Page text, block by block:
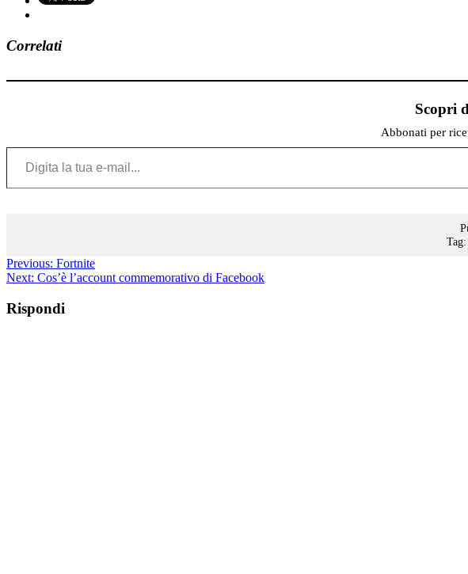
Correlati
Scopri
Abbonati per
Digita la tua e-mail...
Tag:
Previous: Fortnite
Next: Cos’è l’account commemorativo di Facebook
Rispondi